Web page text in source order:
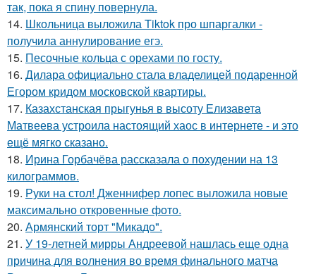
так, пока я спину повернула.
14. Школьница выложила Tiktok про шпаргалки -
получила аннулирование егэ.
15. Песочные кольца с орехами по госту.
16. Дилара официально стала владелицей подаренной
Егором кридом московской квартиры.
17. Казахстанская прыгунья в высоту Елизавета
Матвеева устроила настоящий хаос в интернете - и это
ещё мягко сказано.
18. Ирина Горбачёва рассказала о похудении на 13
килограммов.
19. Руки на стол! Дженнифер лопес выложила новые
максимально откровенные фото.
20. Армянский торт "Микадо".
21. У 19-летней мирры Андреевой нашлась еще одна
причина для волнения во время финального матча